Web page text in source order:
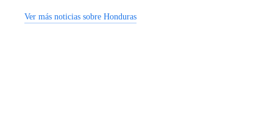
Ver más noticias sobre Honduras